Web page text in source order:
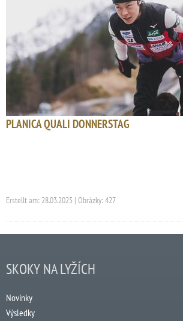
PLANICA QUALI DONNERSTAG
Erstellt am: 28.03.2025 | Obrázky: 427
SKOKY NA LYŽÍCH
Novinky
Výsledky